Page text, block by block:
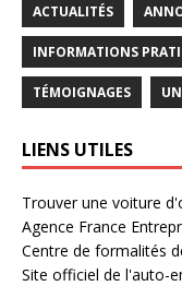
ACTUALITÉS
INFORMATIONS
TÉMOIGNAGES
LIENS UTILES
Trouver une voiture
Agence France
Centre de formalités
Site officiel de l'auto-